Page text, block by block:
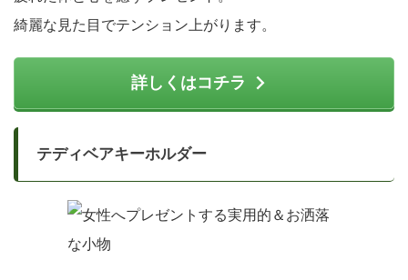
綺麗な見た目でテンション上がります。
詳しくはコチラ
テディベアキーホルダー